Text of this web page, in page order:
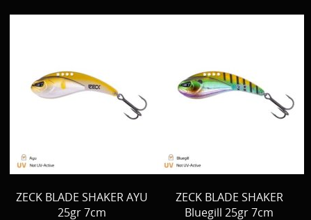
ZECK BLADE SHAKER AYU
25gr 7cm
ZECK BLADE SHAKER
Bluegill 25gr 7cm